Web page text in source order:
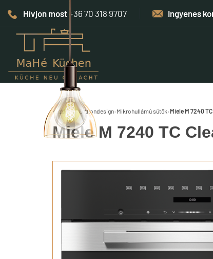
Hívjon most+36 70 318 9707 Ingyenes
Kezdőlap›Otthondesign› Mikrohullámú sütők›Miele M 7240
Miele M 7240 TC